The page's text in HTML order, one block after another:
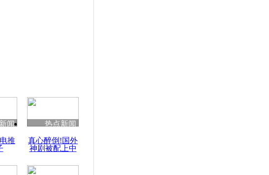
因
度苗族花山节
闻
推
热点新闻
真心醉倒!国外
神剧被配上中